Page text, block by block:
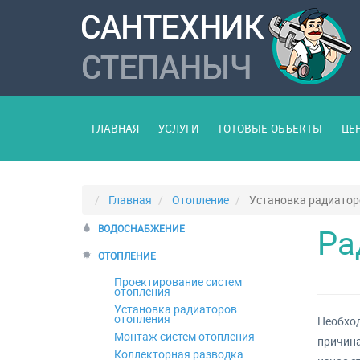
ГЛАВНАЯ УСЛУГИ ГОТОВЫЕ ОБЪЕКТЫ
Главная Отопление Установка
ВОДОСНАБЖЕНИЕ
ОТОПЛЕНИЕ
Проектирование систем
отопления
Установка радиаторов
отопления
Монтаж систем отопления
Коллекторная разводка